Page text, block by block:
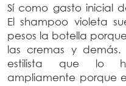
Sí como gasto inicial
El shampoo violeta
pesos la botella
las cremas y
estilista que lo
ampliamente porque